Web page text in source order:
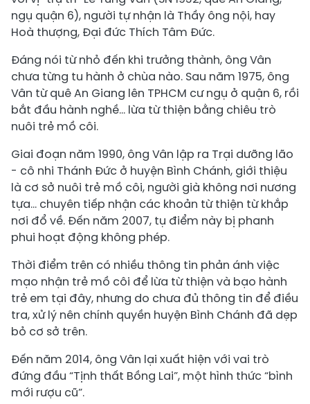
ngụ quận 6), người tự nhận là Thầy ông nội, hay
Hoà thượng, Đại đức Thích Tâm Đức.
Đáng nói từ nhỏ đến khi trưởng thành, ông Vân
chưa từng tu hành ở chùa nào. Sau năm 1975, ông
Vân từ quê An Giang lên TPHCM cư ngụ ở quận 6, rồi
bắt đầu hành nghề... lừa từ thiện bằng chiêu trò
nuôi trẻ mồ côi.
Giai đoạn năm 1990, ông Vân lập ra Trại dưỡng lão
- cô nhi Thánh Đức ở huyện Bình Chánh, giới thiệu
là cơ sở nuôi trẻ mồ côi, người già không nơi nương
tựa… chuyên tiếp nhận các khoản từ thiện từ khắp
nơi đổ về. Đến năm 2007, tụ điểm này bị phanh
phui hoạt động không phép.
Thời điểm trên có nhiều thông tin phản ánh việc
mạo nhận trẻ mồ côi để lừa từ thiện và bạo hành
trẻ em tại đây, nhưng do chưa đủ thông tin để điều
tra, xử lý nên chính quyền huyện Bình Chánh đã dẹp
bỏ cơ sở trên.
Đến năm 2014, ông Vân lại xuất hiện với vai trò
đứng đầu “Tịnh thất Bồng Lai”, một hình thức “bình
mới rượu cũ”.